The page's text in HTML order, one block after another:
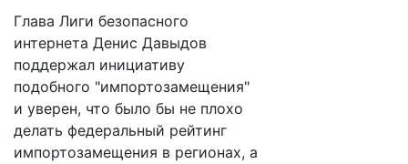
Глава Лиги безопасного
интернета Денис Давыдов
поддержал инициативу
подобного "импортозамещения"
и уверен, что было бы не плохо
делать федеральный рейтинг
импортозамещения в регионах, а